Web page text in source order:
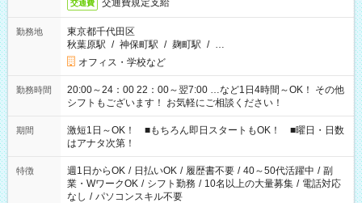
交通費 交通費規定支給
勤務地
東京都千代田区
秋葉原駅 / 神保町駅 / 麹町駅 / …
オフィス・学校など
勤務時間
20:00～24：00 22：00～翌7:00 …など1日4時間～OK！ その他
シフトもございます！ お気軽にご相談ください！
期間
激短1日～OK！ ■もちろん即日スタートもOK！ ■曜日・日数
はアナタ次第！
特徴 週1日からOK / 日払いOK / 履歴書不要 / 40～50代活躍中 / 副
業・WワークOK / シフト勤務 / 10名以上の大量募集 / 電話対応
なし / パソコンスキル不要